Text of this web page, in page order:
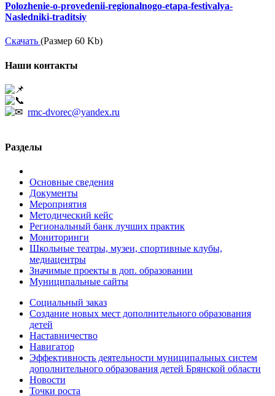
Polozhenie-o-provedenii-regionalnogo-etapa-festivalya-
Nasledniki-traditsiy
Скачать (Размер 60 Kb)
Наши контакты
rmc-dvorec@yandex.ru
Разделы
Основные сведения
Документы
Мероприятия
Методический кейс
Региональный банк лучших практик
Мониторинги
Школьные театры, музеи, спортивные клубы,
медиацентры
Значимые проекты в доп. образовании
Муниципальные сайты
Социальный заказ
Создание новых мест дополнительного образования
детей
Наставничество
Навигатор
Эффективность деятельности муниципальных систем
дополнительного образования детей Брянской области
Новости
Точки роста